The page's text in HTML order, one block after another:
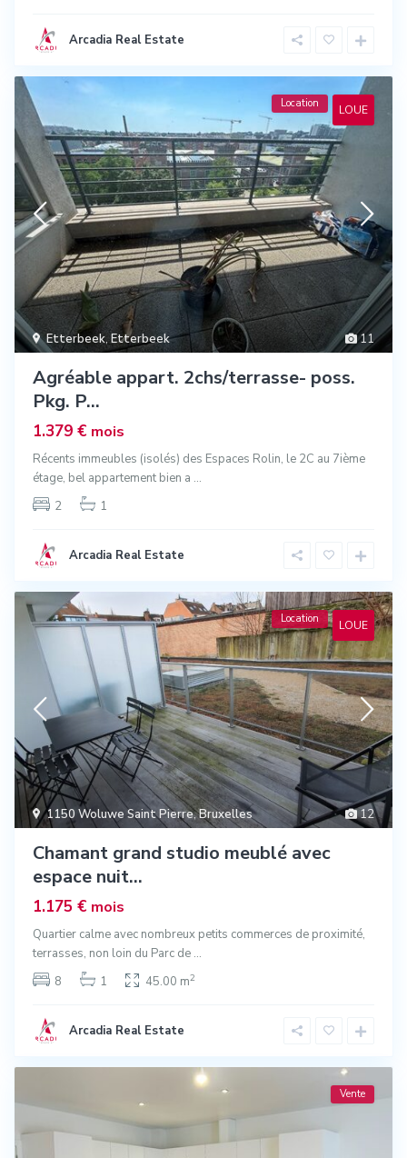
Arcadia Real Estate
11
Etterbeek,Etterbeek
Location LOUE
Agréable appart. 2chs/terrasse- poss.
Pkg. P...
1.379 € mois
Récents immeubles (isolés) des Espaces Rolin, le 2C au 7ième
étage, bel appartement bien a ...
2
1
Arcadia Real Estate
12
1150 Woluwe Saint Pierre,Bruxelles
Location LOUE
Chamant grand studio meublé avec
espace nuit...
1.175 € mois
Quartier calme avec nombreux petits commerces de proximité,
terrasses, non loin du Parc de ...
8
1 45.00 m2
Arcadia Real Estate
Vente